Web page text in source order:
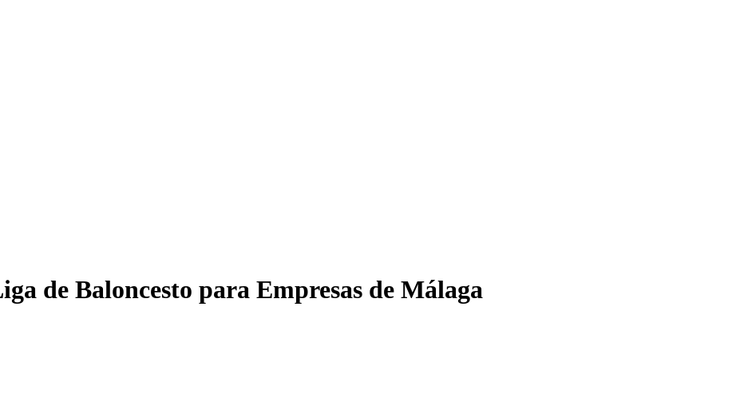
de Baloncesto para Empresas de Málaga